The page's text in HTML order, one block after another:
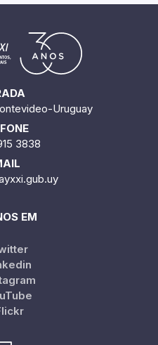
Uruguay
3838
EM